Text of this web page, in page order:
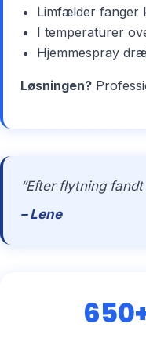
Limfælder fanger
I temperaturer
Hjemmespray
Løsningen?
“Efter flytning
– Lene